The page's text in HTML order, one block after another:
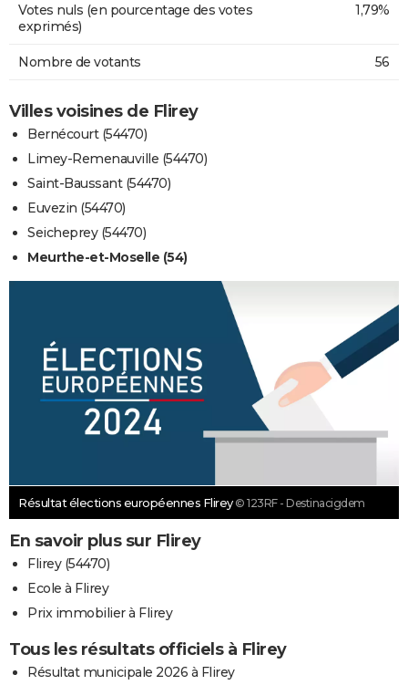
Votes nuls (en pourcentage des votes
exprimés)
1,79%
Nombre de votants 56
Villes voisines de Flirey
Bernécourt (54470)
Limey-Remenauville (54470)
Saint-Baussant (54470)
Euvezin (54470)
Seicheprey (54470)
Meurthe-et-Moselle (54)
Résultat élections européennes Flirey © 123RF - Destinacigdem
En savoir plus sur Flirey
Flirey (54470)
Ecole à Flirey
Prix immobilier à Flirey
Tous les résultats officiels à Flirey
Résultat municipale 2026 à Flirey